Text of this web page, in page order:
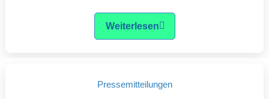
Weiterlesen
Pressemitteilungen